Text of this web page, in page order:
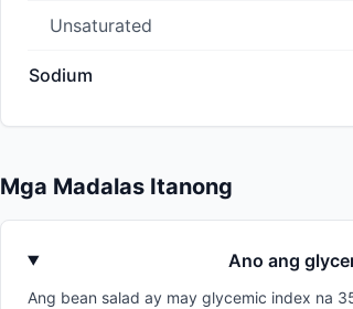
Unsaturated
Sodium
Mga Madalas Itanong
Ano ang
Ang bean salad ay may glycemic index na